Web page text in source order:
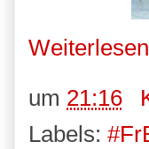
um 21:16
Labels: